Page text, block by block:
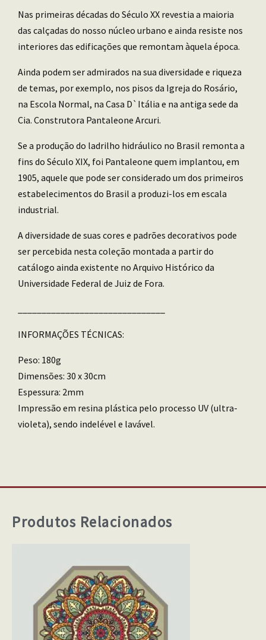
Nas primeiras décadas do Século XX revestia a maioria
das calçadas do nosso núcleo urbano e ainda resiste nos
interiores das edificações que remontam àquela época.
Ainda podem ser admirados na sua diversidade e riqueza
de temas, por exemplo, nos pisos da Igreja do Rosário,
na Escola Normal, na Casa D`Itália e na antiga sede da
Cia. Construtora Pantaleone Arcuri.
Se a produção do ladrilho hidráulico no Brasil remonta a
fins do Século XIX, foi Pantaleone quem implantou, em
1905, aquele que pode ser considerado um dos primeiros
estabelecimentos do Brasil a produzi-los em escala
industrial.
A diversidade de suas cores e padrões decorativos pode
ser percebida nesta coleção montada a partir do
catálogo ainda existente no Arquivo Histórico da
Universidade Federal de Juiz de Fora.
INFORMAÇÕES TÉCNICAS:
Peso: 180g
Dimensões: 30 x 30cm
Espessura: 2mm
Impressão em resina plástica pelo processo UV (ultra-
violeta), sendo indelével e lavável.
Produtos Relacionados